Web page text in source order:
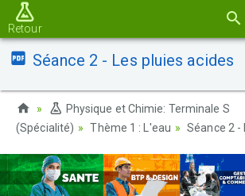
Retour
Séance 2 - Les pluies acides
Physique et Chimie: Terminale S
(Spécialité)
Thème 1 : L'eau Séance 2 -